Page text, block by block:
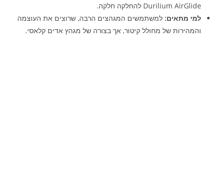
Durilium AirGlide להחלקה חלקה.
למי מתאים: למשתמשים המגהצים הרבה, שרוצים את העוצמה
והמהירות של מחולל קיטור, אך בצורה של מגהץ אדים קלאסי.